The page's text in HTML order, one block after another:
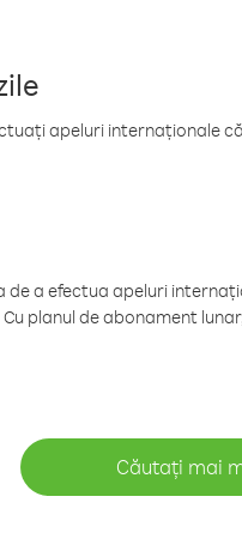
apeluri internaționale
a efectua apeluri
planul de abonament
Căutați mai